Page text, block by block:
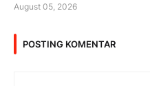
August 05, 2026
POSTING KOMENTAR